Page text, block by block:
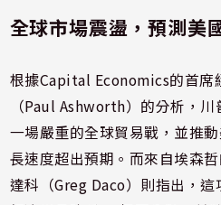
全球市場震盪，預測美
根據Capital Economics的首
（Paul Ashworth）的分析，
一場嚴重的全球貿易戰，並推
長速度超出預期。而來自埃森
達科（Greg Daco）則指出，